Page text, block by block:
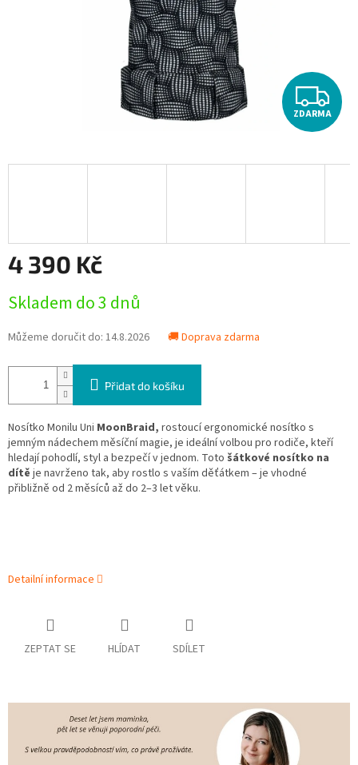
Z
D
A
ZDARMA
4 390 Kč
cena:
Skladem do 3 dnů
Můžeme doručit do: 14.8.2026 🚚 Doprava zdarma
Přidat do košíku
Nosítko Monilu Uni MoonBraid, rostoucí ergonomické nosítko s
jemným nádechem měsíční magie, je ideální volbou pro rodiče, kteří
hledají pohodlí, styl a bezpečí v jednom. Toto šátkové nosítko na
dítě je navrženo tak, aby rostlo s vaším děťátkem – je vhodné
přibližně od 2 měsíců až do 2–3 let věku.
Detailní informace
ZEPTAT SE HLÍDAT SDÍLET